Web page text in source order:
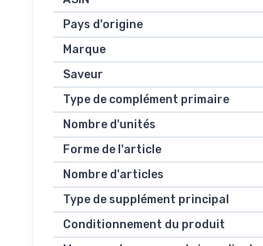
Pays d'origine
Marque
Saveur
Type de complément primaire
Nombre d'unités
Forme de l'article
Nombre d'articles
Type de supplément principal
Conditionnement du produit